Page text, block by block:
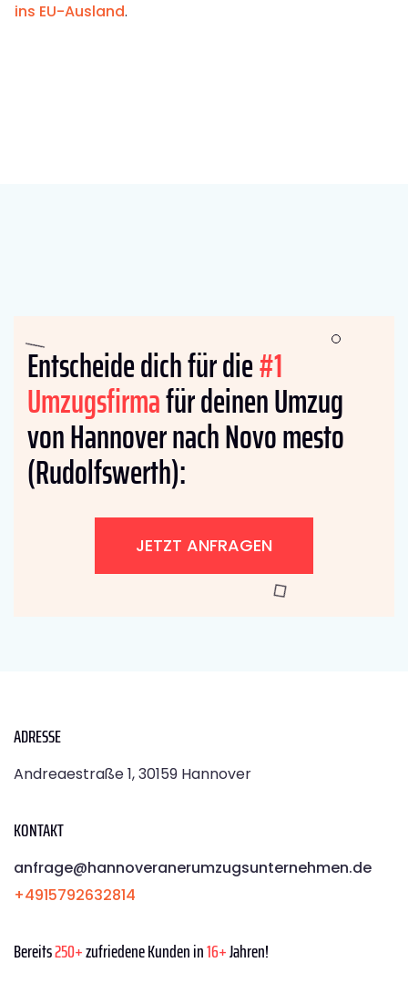
ins EU-Ausland.
Entscheide dich für die#1
Umzugsfirmafür deinen Umzug
von Hannover nach Novo mesto
(Rudolfswerth):
JETZT ANFRAGEN
ADRESSE
Andreaestraße 1, 30159 Hannover
KONTAKT
anfrage@hannoveranerumzugsunternehmen.de
+4915792632814
Bereits250+zufriedene Kunden in16+Jahren!